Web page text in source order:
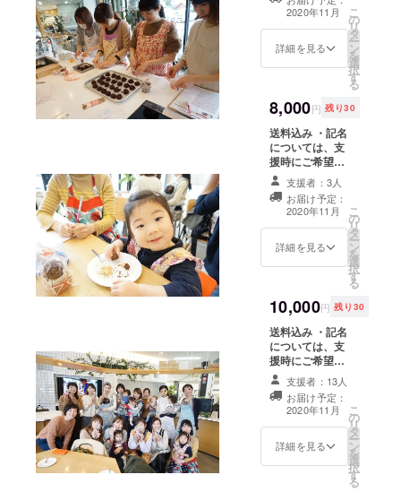
平餅は、飛騨産
でおすすめの市
販品です。 ・お
礼のメッセージ
2020年11月
詳細を見る
こ
の
リ
タ
ー
ン
を
選
択
す
る
8,000円 残り30
送料込み ・記名
については、支
援時にご希望の
お名前を備考欄
へご記入くださ
い。 ・このコー
スは「あぶらえ
の実」は【無
し】です。 ・お
支援者：3人
お届け予定：
2020年11月
詳細を見る
こ
の
リ
タ
ー
ン
を
選
択
す
る
10,000円 残り30
送料込み ・記名
については、支
援時にご希望の
お名前を備考欄
へご記入くださ
い。 ・万が一あ
ぶらえが不作の
場合は、他の農
家さんが栽培し
支援者：13人
お届け予定：
2020年11月
詳細を見る
こ
の
リ
タ
ー
ン
を
選
択
す
る